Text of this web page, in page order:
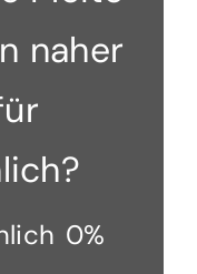
naher
0%